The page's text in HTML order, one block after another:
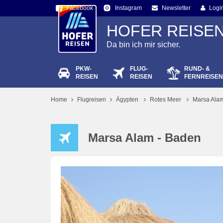
Facebook Instagram Newsletter
HOFER
Da bin ich mir sicher.
PKW-
REISEN
FLUG-
REISEN
RUND- &
FERNREISEN
Home Flugreisen Ägypten Rotes Meer Marsa
Marsa Alam - Baden